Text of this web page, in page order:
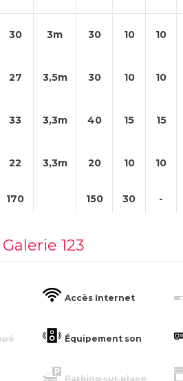
30 3m 30 10 10
27 3,5m 30 10 10
33 3,3m 40 15 15
22 3,3m 20 10 10
170 150 30 -
123
Accès Internet
Équipement son
Parking sur place